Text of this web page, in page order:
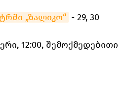
„ზალიკო“ - 29, 30
12:00, შემოქმედებითი